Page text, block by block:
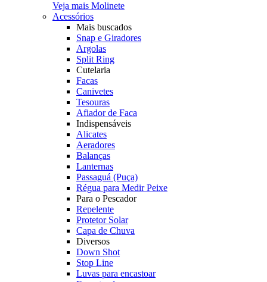
Veja mais Molinete
Acessórios
Mais buscados
Snap e Giradores
Argolas
Split Ring
Cutelaria
Facas
Canivetes
Tesouras
Afiador de Faca
Indispensáveis
Alicates
Aeradores
Balanças
Lanternas
Passaguá (Puça)
Régua para Medir Peixe
Para o Pescador
Repelente
Protetor Solar
Capa de Chuva
Diversos
Down Shot
Stop Line
Luvas para encastoar